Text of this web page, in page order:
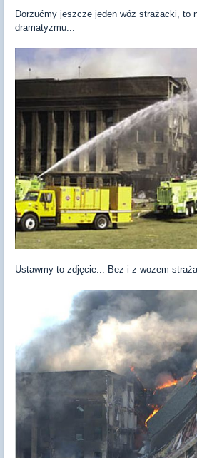
Dorzućmy jeszcze jeden wóz strażacki, to
dramatyzmu...
Ustawmy to zdjęcie... Bez i z wozem